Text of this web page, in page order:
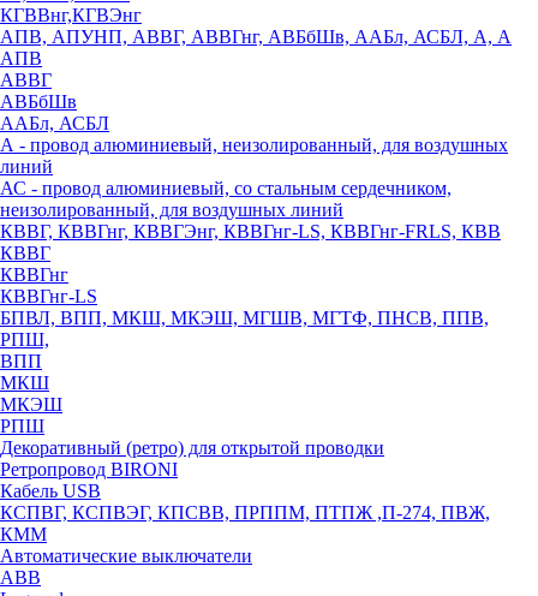
КГВВнг,КГВЭнг
АПВ, АПУНП, АВВГ, АВВГнг, АВБбШв, ААБл, АСБЛ, А, А
АПВ
АВВГ
АВБбШв
ААБл, АСБЛ
А - провод алюминиевый, неизолированный, для воздушных
линий
АС - провод алюминиевый, со стальным сердечником,
неизолированный, для воздушных линий
КВВГ, КВВГнг, КВВГЭнг, КВВГнг-LS, КВВГнг-FRLS, КВВ
КВВГ
КВВГнг
КВВГнг-LS
БПВЛ, ВПП, МКШ, МКЭШ, МГШВ, МГТФ, ПНСВ, ППВ,
РПШ,
ВПП
МКШ
МКЭШ
РПШ
Декоративный (ретро) для открытой проводки
Ретропровод BIRONI
Кабель USB
КСПВГ, КСПВЭГ, КПСВВ, ПРППМ, ПТПЖ ,П-274, ПВЖ,
КММ
Автоматические выключатели
ABB